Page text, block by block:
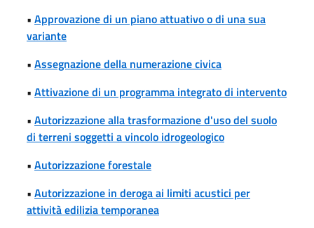
• Approvazione di un piano attuativo o di una sua
variante
• Assegnazione della numerazione civica
• Attivazione di un programma integrato di intervento
• Autorizzazione alla trasformazione d'uso del suolo
di terreni soggetti a vincolo idrogeologico
• Autorizzazione forestale
• Autorizzazione in deroga ai limiti acustici per
attività edilizia temporanea